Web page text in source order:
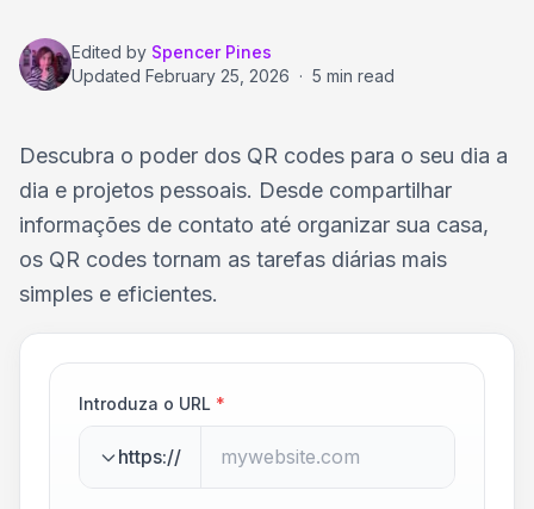
Edited by Spencer Pines
Updated February 25, 2026 · 5 min read
Descubra o poder dos QR codes para o seu dia a
dia e projetos pessoais. Desde compartilhar
informações de contato até organizar sua casa,
os QR codes tornam as tarefas diárias mais
simples e eficientes.
Introduza o URL *
https://